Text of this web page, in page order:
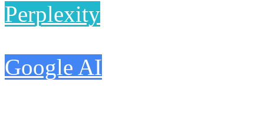
Perplexity
Google AI